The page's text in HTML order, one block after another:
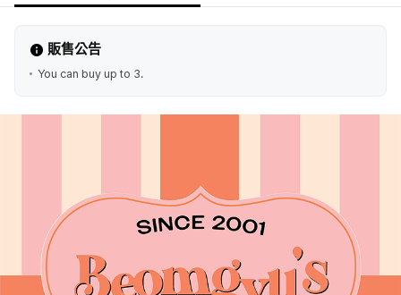
販售公告
You can buy up to 3.